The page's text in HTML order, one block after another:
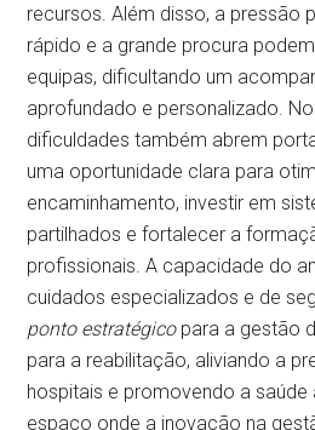
recursos. Além disso, a pressão
rápido e a grande procura
equipas, dificultando um
aprofundado e personalizado.
dificuldades também abrem
uma oportunidade clara para
encaminhamento, investir em
partilhados e fortalecer a
profissionais. A capacidade do
cuidados especializados e de
ponto estratégicopara a gestão
para a reabilitação, aliviando a
hospitais e promovendo a saúde
espaço onde a inovação na